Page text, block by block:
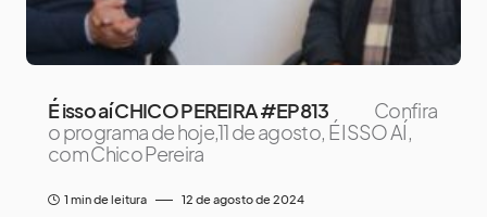
É isso aí CHICO PEREIRA #EP813
Confira
o programa de hoje,11 de agosto, É ISSO AÍ,
com Chico Pereira
1 min de leitura 12 de agosto de 2024